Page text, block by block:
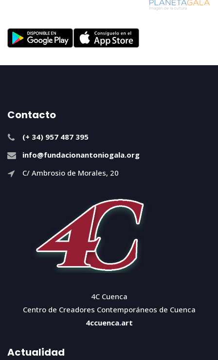
Contacto
(+ 34) 957 487 395
info@fundacionantoniogala.org
C/ Ambrosio de Morales, 20
4C Cuenca
Centro de Creadores Contemporáneos de Cuenca
4ccuenca.art
Actualidad